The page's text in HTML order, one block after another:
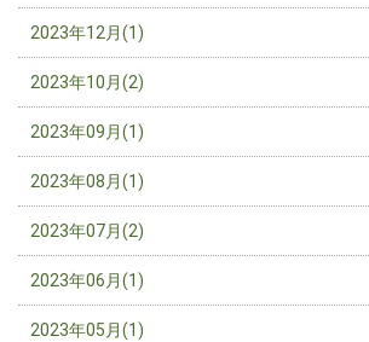
2023年12月(1)
2023年10月(2)
2023年09月(1)
2023年08月(1)
2023年07月(2)
2023年06月(1)
2023年05月(1)